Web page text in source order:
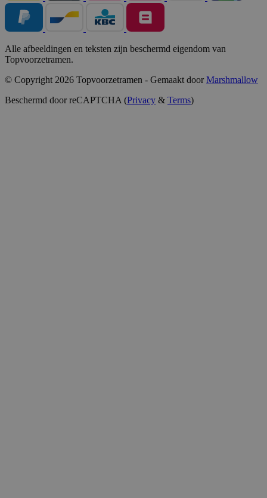
Alle afbeeldingen en teksten zijn beschermd eigendom van
Topvoorzetramen.
© Copyright 2026 Topvoorzetramen - Gemaakt doorMarshmallow
Beschermd door reCAPTCHA (Privacy & Terms)